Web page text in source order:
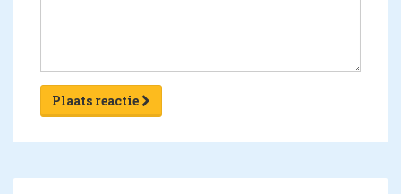
Plaats reactie